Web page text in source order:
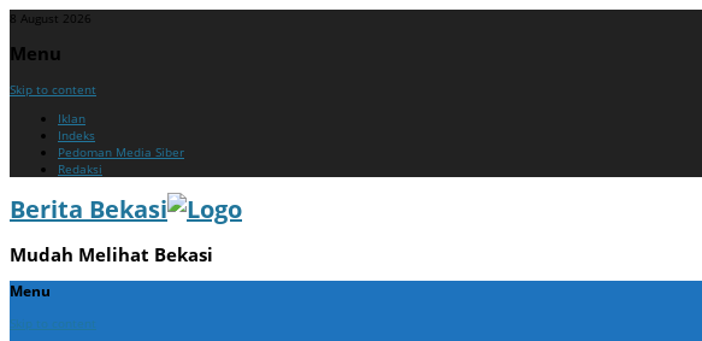
8 August 2026
Menu
Skip to content
Iklan
Indeks
Pedoman Media Siber
Redaksi
Berita Bekasi
Mudah Melihat Bekasi
Menu
Skip to content